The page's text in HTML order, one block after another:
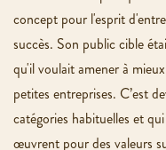
concept pour l'esprit
succès. Son public cible
qu'il voulait amener à
petites entreprises. C’est
catégories habituelles et
œuvrent pour des valeurs